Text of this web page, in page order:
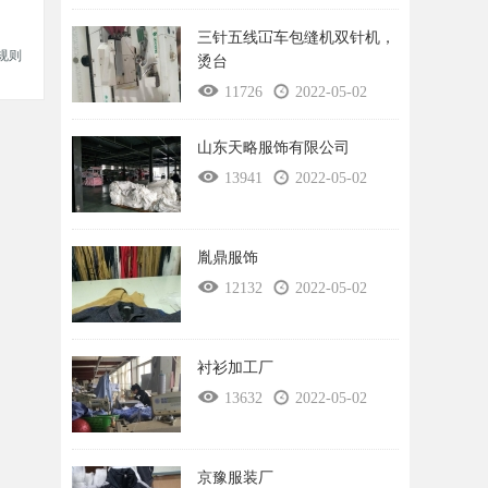
则
三针五线冚车包缝机双针机，
烫台
11726
2022-05-02
山东天略服饰有限公司
13941
2022-05-02
胤鼎服饰
12132
2022-05-02
衬衫加工厂
13632
2022-05-02
京豫服装厂